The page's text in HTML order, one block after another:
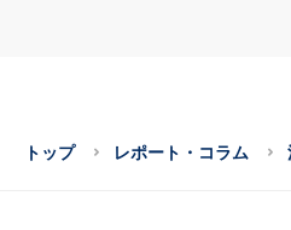
トップ レポート・コラム